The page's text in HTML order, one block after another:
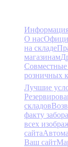
О нас
на складе
магазинам
Совместные
розничных
Лучшие
складов
факту
всех
сайта
Ваш сайт